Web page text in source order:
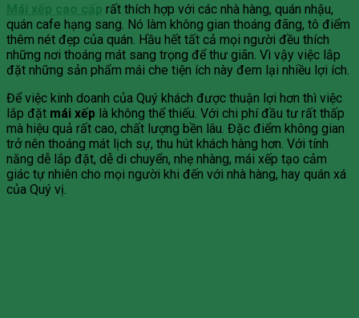
Mái xếp cao cấp rất thích hợp với các nhà hàng, quán nhậu,
quán cafe hạng sang. Nó làm không gian thoáng đãng, tô điểm
thêm nét đẹp của quán. Hầu hết tất cả mọi người đều thích
những nơi thoáng mát sang trọng để thư giãn. Vì vậy việc lắp
đặt những sản phẩm mái che tiện ích này đem lại nhiều lợi ích.
Để việc kinh doanh của Quý khách được thuận lợi hơn thì việc
lắp đặt mái xếp là không thể thiếu. Với chi phí đầu tư rất thấp
mà hiệu quả rất cao, chất lượng bền lâu. Đặc điểm không gian
trở nên thoáng mát lịch sự, thu hút khách hàng hơn. Với tính
năng dễ lắp đặt, dễ di chuyển, nhẹ nhàng, mái xếp tạo cảm
giác tự nhiên cho mọi người khi đến với nhà hàng, hay quán xá
của Quý vị.